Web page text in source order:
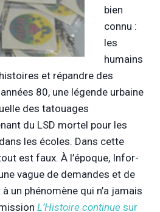
bien
connu :
les
humains
et répandre des
80, une légende urbaine
des tatouages
du LSD mortel pour les
les écoles. Dans cette
est faux. À l’époque, Infor-
vague de demandes et de
un phénomène qui n’a jamais
L’Histoire continue sur